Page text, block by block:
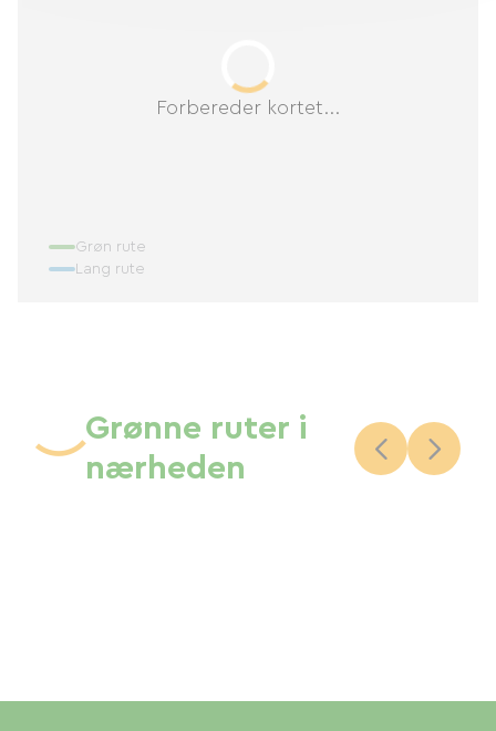
Forbereder kortet...
Grøn rute
Lang rute
Grønne ruter i
nærheden